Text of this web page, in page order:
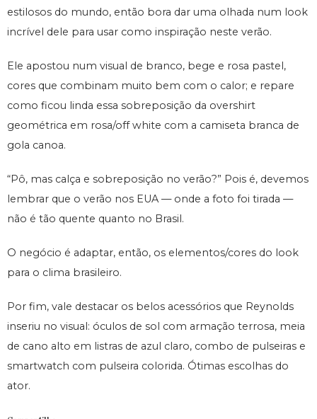
estilosos do mundo, então bora dar uma olhada num look
incrível dele para usar como inspiração neste verão.
Ele apostou num visual de branco, bege e rosa pastel,
cores que combinam muito bem com o calor; e repare
como ficou linda essa sobreposição da overshirt
geométrica em rosa/off white com a camiseta branca de
gola canoa.
“Pô, mas calça e sobreposição no verão?” Pois é, devemos
lembrar que o verão nos EUA — onde a foto foi tirada —
não é tão quente quanto no Brasil.
O negócio é adaptar, então, os elementos/cores do look
para o clima brasileiro.
Por fim, vale destacar os belos acessórios que Reynolds
inseriu no visual: óculos de sol com armação terrosa, meia
de cano alto em listras de azul claro, combo de pulseiras e
smartwatch com pulseira colorida. Ótimas escolhas do
ator.